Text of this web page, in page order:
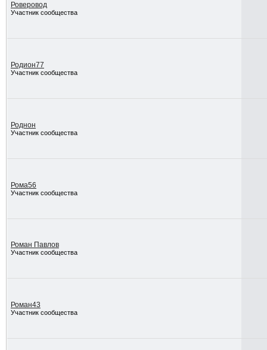
Роверовод
Участник сообщества
Родион77
Участник сообщества
Роднон
Участник сообщества
Рома56
Участник сообщества
Роман Павлов
Участник сообщества
Роман43
Участник сообщества